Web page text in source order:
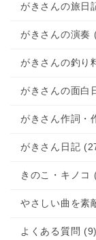
がきさんの旅日
がきさんの演奏
がきさんの釣り
がきさんの面白
がきさん作詞・
がきさん日記
きのこ・キノコ
やさしい曲を素
よくある質問 (9)